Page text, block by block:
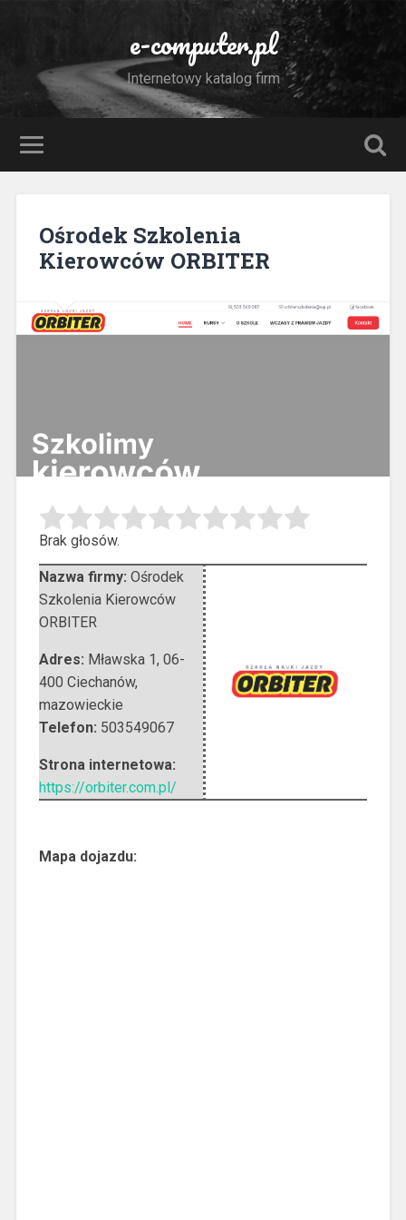
e-computer.pl
Internetowy katalog firm
Ośrodek Szkolenia
Kierowców ORBITER
Brak głosów.
Nazwa firmy: Ośrodek
Szkolenia Kierowców
ORBITER
Adres: Mławska 1, 06-
400 Ciechanów,
mazowieckie
Telefon: 503549067
Strona internetowa:
https://orbiter.com.pl/
Mapa dojazdu: